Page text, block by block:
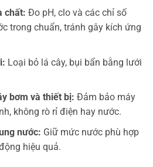
chất: Đo pH, clo và các chỉ số
trong chuẩn, tránh gây kích ứng
Loại bỏ lá cây, bụi bẩn bằng lưới
bơm và thiết bị: Đảm bảo máy
không rò rỉ điện hay nước.
nước: Giữ mức nước phù hợp
hiệu quả.